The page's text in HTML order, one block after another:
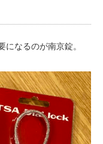
なるのが南京錠。